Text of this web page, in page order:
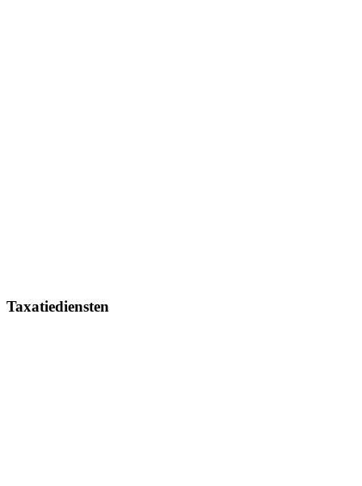
Taxatiediensten